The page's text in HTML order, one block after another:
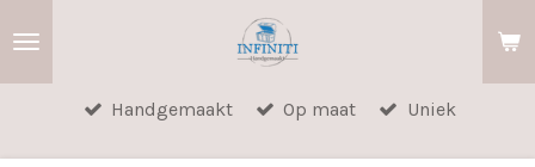
hoofdinhoud
Handgemaakt Op maat Uniek